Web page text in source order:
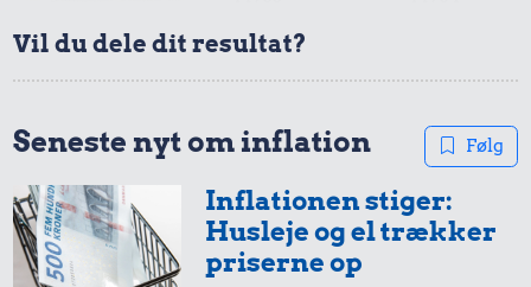
50,-
i 1983
= 53,-
i 1984
20,-
i 1983
= 21,-
Vil du dele dit resultat?
Seneste nyt om inflation Følg
Inflationen stiger:
Husleje og el trækker
priserne op